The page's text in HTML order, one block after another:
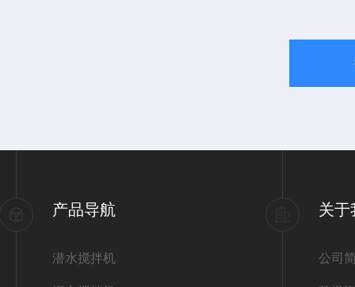
产品导航
潜水搅拌机
关于
公司